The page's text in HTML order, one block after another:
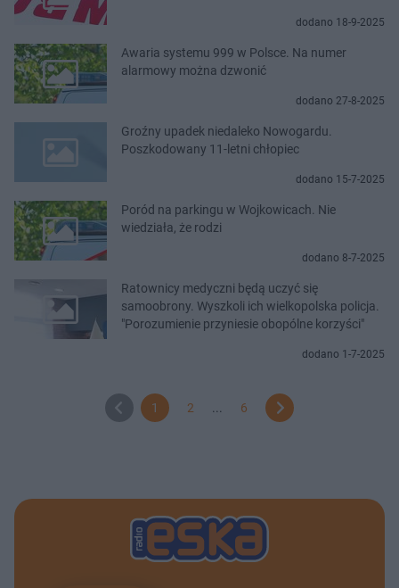
dodano 18-9-2025
Awaria systemu 999 w Polsce. Na numer
alarmowy można dzwonić
dodano 27-8-2025
Groźny upadek niedaleko Nowogardu.
Poszkodowany 11-letni chłopiec
dodano 15-7-2025
Poród na parkingu w Wojkowicach. Nie
wiedziała, że rodzi
dodano 8-7-2025
Ratownicy medyczni będą uczyć się
samoobrony. Wyszkoli ich wielkopolska policja.
"Porozumienie przyniesie obopólne korzyści"
dodano 1-7-2025
1 2 6